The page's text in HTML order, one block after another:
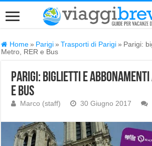
Home » Parigi » Trasporti di Parigi » Parigi:
Metro, RER e Bus
Parigi: biglietti e abbonamenti
e Bus
Marco (staff) 30 Giugno 2017